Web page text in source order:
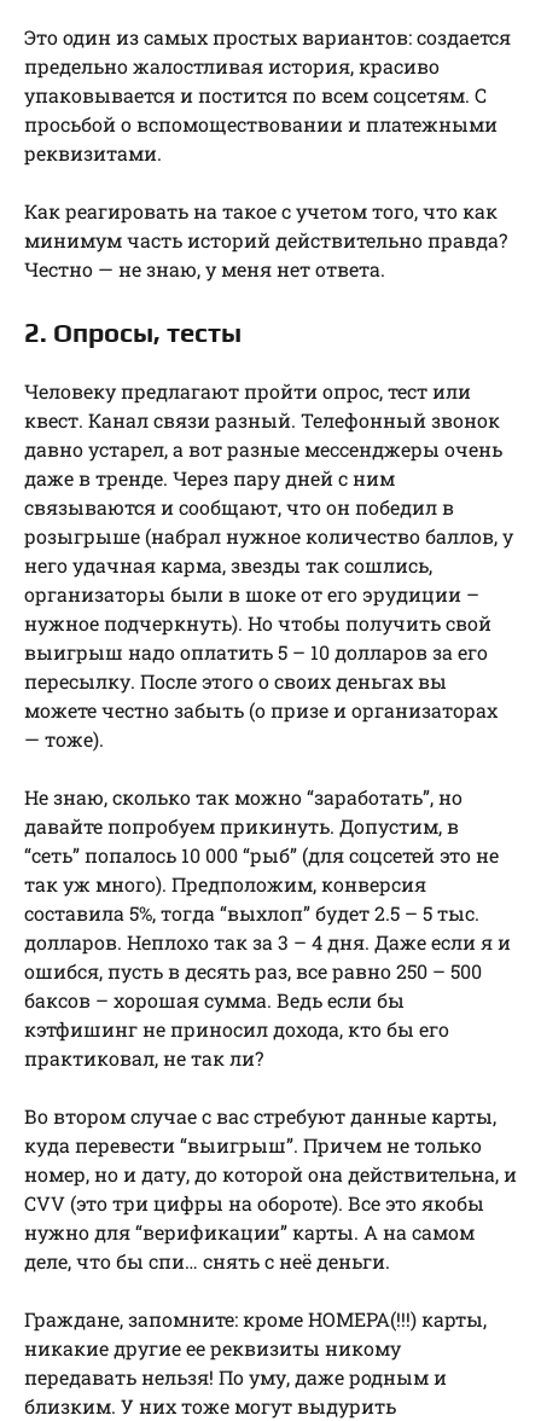
Это один из самых простых вариантов: создается
предельно жалостливая история, красиво
упаковывается и постится по всем соцсетям. С
просьбой о вспомоществовании и платежными
реквизитами.
Как реагировать на такое с учетом того, что как
минимум часть историй действительно правда?
Честно — не знаю, у меня нет ответа.
2. Опросы, тесты
Человеку предлагают пройти опрос, тест или
квест. Канал связи разный. Телефонный звонок
давно устарел, а вот разные мессенджеры очень
даже в тренде. Через пару дней с ним
связываются и сообщают, что он победил в
розыгрыше (набрал нужное количество баллов, у
него удачная карма, звезды так сошлись,
организаторы были в шоке от его эрудиции –
нужное подчеркнуть). Но чтобы получить свой
выигрыш надо оплатить 5 – 10 долларов за его
пересылку. После этого о своих деньгах вы
можете честно забыть (о призе и организаторах
— тоже).
Не знаю, сколько так можно “заработать”, но
давайте попробуем прикинуть. Допустим, в
“сеть” попалось 10 000 “рыб” (для соцсетей это не
так уж много). Предположим, конверсия
составила 5%, тогда “выхлоп” будет 2.5 – 5 тыс.
долларов. Неплохо так за 3 – 4 дня. Даже если я и
ошибся, пусть в десять раз, все равно 250 – 500
баксов – хорошая сумма. Ведь если бы
кэтфишинг не приносил дохода, кто бы его
практиковал, не так ли?
Во втором случае с вас стребуют данные карты,
куда перевести “выигрыш”. Причем не только
номер, но и дату, до которой она действительна, и
CVV (это три цифры на обороте). Все это якобы
нужно для “верификации” карты. А на самом
деле, что бы спи… снять с неё деньги.
Граждане, запомните: кроме НОМЕРА(!!!) карты,
никакие другие ее реквизиты никому
передавать нельзя! По уму, даже родным и
близким. У них тоже могут выдурить